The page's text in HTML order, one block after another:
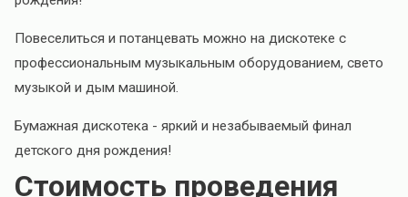
Повеселиться и потанцевать можно на дискотеке с
профессиональным музыкальным оборудованием, свето
музыкой и дым машиной.
Бумажная дискотека - яркий и незабываемый финал
детского дня рождения!
Стоимость проведения